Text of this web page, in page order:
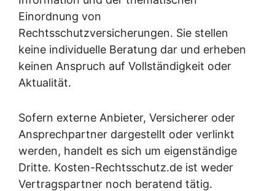
Einordnung von
Rechtsschutzversicherungen. Sie stellen
keine individuelle Beratung dar und erheben
keinen Anspruch auf Vollständigkeit oder
Aktualität.
Sofern externe Anbieter, Versicherer oder
Ansprechpartner dargestellt oder verlinkt
werden, handelt es sich um eigenständige
Dritte. Kosten-Rechtsschutz.de ist weder
Vertragspartner noch beratend tätig.